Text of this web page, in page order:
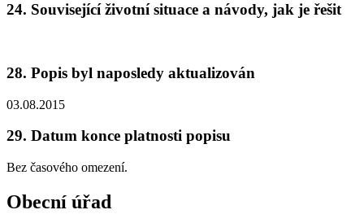
24. Související životní situace a návody, jak je řešit
28. Popis byl naposledy aktualizován
03.08.2015
29. Datum konce platnosti popisu
Bez časového omezení.
Obecní úřad